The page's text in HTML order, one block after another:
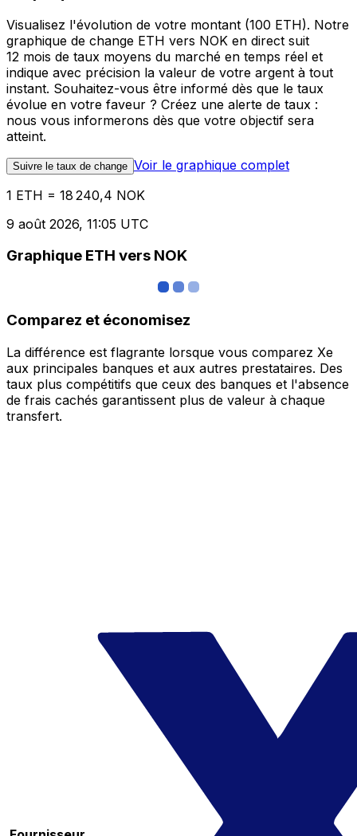
Visualisez l'évolution de votre montant (100 ETH). Notre
graphique de change ETH vers NOK en direct suit
12 mois de taux moyens du marché en temps réel et
indique avec précision la valeur de votre argent à tout
instant. Souhaitez-vous être informé dès que le taux
évolue en votre faveur ? Créez une alerte de taux :
nous vous informerons dès que votre objectif sera
atteint.
Suivre le taux de change Voir le graphique complet
1 ETH = 18 240,4 NOK
9 août 2026, 11:05 UTC
Graphique ETH vers NOK
Comparez et économisez
La différence est flagrante lorsque vous comparez Xe
aux principales banques et aux autres prestataires. Des
taux plus compétitifs que ceux des banques et l'absence
de frais cachés garantissent plus de valeur à chaque
transfert.